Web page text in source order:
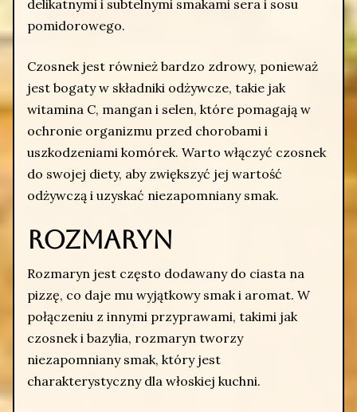
delikatnymi i subtelnymi smakami sera i sosu
pomidorowego.
Czosnek jest również bardzo zdrowy, ponieważ
jest bogaty w składniki odżywcze, takie jak
witamina C, mangan i selen, które pomagają w
ochronie organizmu przed chorobami i
uszkodzeniami komórek. Warto włączyć czosnek
do swojej diety, aby zwiększyć jej wartość
odżywczą i uzyskać niezapomniany smak.
Rozmaryn
Rozmaryn jest często dodawany do ciasta na
pizzę, co daje mu wyjątkowy smak i aromat. W
połączeniu z innymi przyprawami, takimi jak
czosnek i bazylia, rozmaryn tworzy
niezapomniany smak, który jest
charakterystyczny dla włoskiej kuchni.